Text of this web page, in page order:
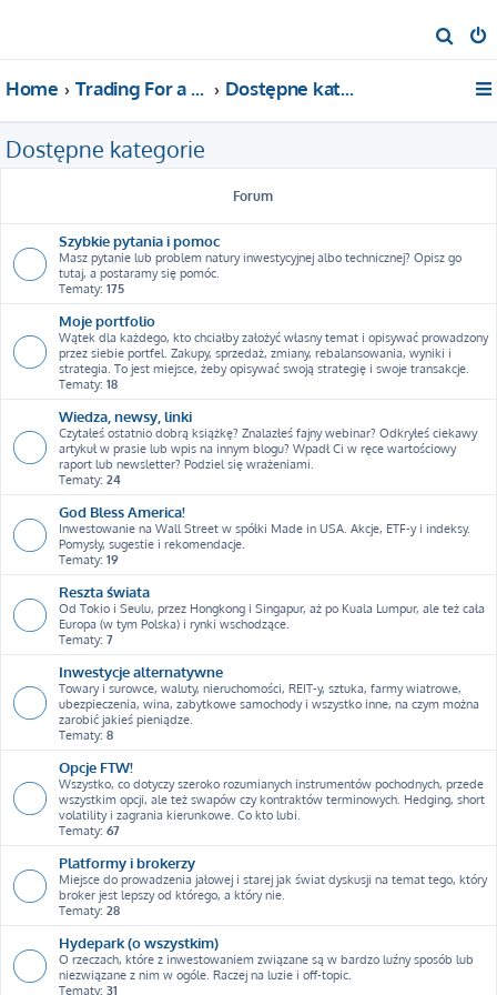
z
j
Home Trading For a Living Dostępne kategorie
Dostępne kategorie
Forum
Szybkie pytania i pomoc
Masz pytanie lub problem natury inwestycyjnej albo technicznej? Opisz go
tutaj, a postaramy się pomóc.
Tematy: 175
Moje portfolio
Wątek dla każdego, kto chciałby założyć własny temat i opisywać prowadzony
przez siebie portfel. Zakupy, sprzedaż, zmiany, rebalansowania, wyniki i
strategia. To jest miejsce, żeby opisywać swoją strategię i swoje transakcje.
Tematy: 18
Wiedza, newsy, linki
Czytałeś ostatnio dobrą książkę? Znalazłeś fajny webinar? Odkryłeś ciekawy
artykuł w prasie lub wpis na innym blogu? Wpadł Ci w ręce wartościowy
raport lub newsletter? Podziel się wrażeniami.
Tematy: 24
God Bless America!
Inwestowanie na Wall Street w spółki Made in USA. Akcje, ETF-y i indeksy.
Pomysły, sugestie i rekomendacje.
Tematy: 19
Reszta świata
Od Tokio i Seulu, przez Hongkong i Singapur, aż po Kuala Lumpur, ale też cała
Europa (w tym Polska) i rynki wschodzące.
Tematy: 7
Inwestycje alternatywne
Towary i surowce, waluty, nieruchomości, REIT-y, sztuka, farmy wiatrowe,
ubezpieczenia, wina, zabytkowe samochody i wszystko inne, na czym można
zarobić jakieś pieniądze.
Tematy: 8
Opcje FTW!
Wszystko, co dotyczy szeroko rozumianych instrumentów pochodnych, przede
wszystkim opcji, ale też swapów czy kontraktów terminowych. Hedging, short
volatility i zagrania kierunkowe. Co kto lubi.
Tematy: 67
Platformy i brokerzy
Miejsce do prowadzenia jałowej i starej jak świat dyskusji na temat tego, który
broker jest lepszy od którego, a który nie.
Tematy: 28
Hydepark (o wszystkim)
O rzeczach, które z inwestowaniem związane są w bardzo luźny sposób lub
niezwiązane z nim w ogóle. Raczej na luzie i off-topic.
Tematy: 31